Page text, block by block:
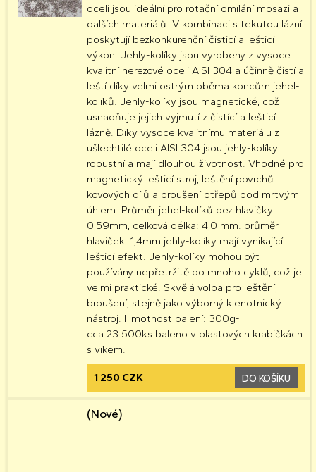
oceli jsou ideální pro rotační omílání mosazi a
dalších materiálů. V kombinaci s tekutou lázní
poskytují bezkonkurenční čisticí a lešticí
výkon. Jehly-kolíky jsou vyrobeny z vysoce
kvalitní nerezové oceli AISI 304 a účinně čistí a
leští díky velmi ostrým oběma koncům jehel-
kolíků. Jehly-kolíky jsou magnetické, což
usnadňuje jejich vyjmutí z čistící a lešticí
lázně. Díky vysoce kvalitnímu materiálu z
ušlechtilé oceli AISI 304 jsou jehly-kolíky
robustní a mají dlouhou životnost. Vhodné pro
magnetický lešticí stroj, leštění povrchů
kovových dílů a broušení otřepů pod mrtvým
úhlem. Průměr jehel-kolíků bez hlavičky:
0,59mm, celková délka: 4,0 mm. průměr
hlaviček: 1,4mm jehly-kolíky mají vynikající
lešticí efekt. Jehly-kolíky mohou být
používány nepřetržitě po mnoho cyklů, což je
velmi praktické. Skvělá volba pro leštění,
broušení, stejně jako výborný klenotnický
nástroj. Hmotnost balení: 300g-
cca.23.500ks baleno v plastových krabičkách
s víkem.
1 250 CZK DO KOŠÍKU
(Nové)